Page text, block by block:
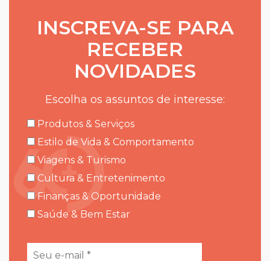
INSCREVA-SE PARA
RECEBER
NOVIDADES
Escolha os assuntos de interesse:
Produtos & Serviços
Estilo de Vida & Comportamento
Viagens & Turismo
Cultura & Entretenimento
Finanças & Oportunidade
Saúde & Bem Estar